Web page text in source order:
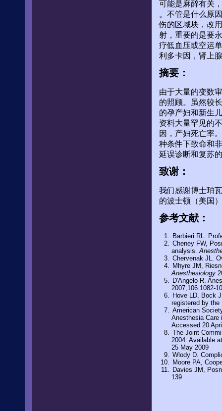
可能是麻醉有关
。不管是什么原
伤的区域块，改
射，重要的是要
疗低血压或空运
利多卡因，肾上
摘要：
由于大量的变数
的照顾。虽然较
的孕产妇和新生
资料大量罕见的
因，产妇死亡率
种条件下致命和
延误诊断和复苏
致谢：
我们感谢博士珀
的波士顿（美国
参考文献：
Barbieri RL.
Cheney FW,
analysis.
Chervenak JL.
Mhyre JM,
Anesthesiology
D'Angelo R.
2007;106:1082-
Hove LD, Bock
registered by
American
Anesthesia
Accessed 20
The Joint
2004. Available
25 May 2009
Wlody D.
Moore PA,
Davies JM,
139